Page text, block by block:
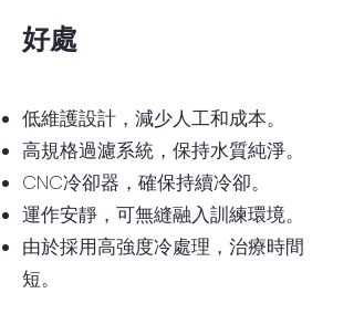
好處
低維護設計，減少人工和成本。
高規格過濾系統，保持水質純淨。
CNC冷卻器，確保持續冷卻。
運作安靜，可無縫融入訓練環境。
由於採用高強度冷處理，治療時間
短。